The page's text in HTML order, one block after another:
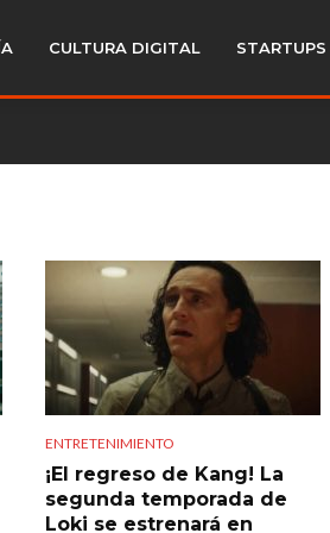
CULTURA DIGITAL STARTUPS
ENTRETENIMIENTO
¡El regreso de Kang! La
segunda temporada de
Loki se estrenará en